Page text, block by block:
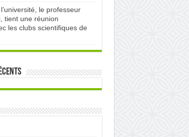
le professeur
tient une réunion
les clubs scientifiques de